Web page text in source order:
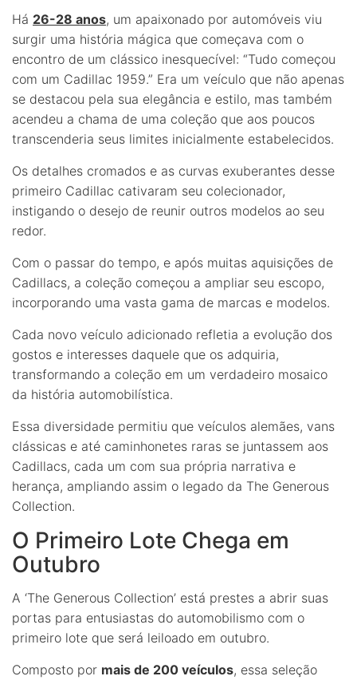
Há 26-28 anos, um apaixonado por automóveis viu
surgir uma história mágica que começava com o
encontro de um clássico inesquecível: “Tudo começou
com um Cadillac 1959.” Era um veículo que não apenas
se destacou pela sua elegância e estilo, mas também
acendeu a chama de uma coleção que aos poucos
transcenderia seus limites inicialmente estabelecidos.
Os detalhes cromados e as curvas exuberantes desse
primeiro Cadillac cativaram seu colecionador,
instigando o desejo de reunir outros modelos ao seu
redor.
Com o passar do tempo, e após muitas aquisições de
Cadillacs, a coleção começou a ampliar seu escopo,
incorporando uma vasta gama de marcas e modelos.
Cada novo veículo adicionado refletia a evolução dos
gostos e interesses daquele que os adquiria,
transformando a coleção em um verdadeiro mosaico
da história automobilística.
Essa diversidade permitiu que veículos alemães, vans
clássicas e até caminhonetes raras se juntassem aos
Cadillacs, cada um com sua própria narrativa e
herança, ampliando assim o legado da The Generous
Collection.
O Primeiro Lote Chega em
Outubro
A ‘The Generous Collection’ está prestes a abrir suas
portas para entusiastas do automobilismo com o
primeiro lote que será leiloado em outubro.
Composto por mais de 200 veículos, essa seleção